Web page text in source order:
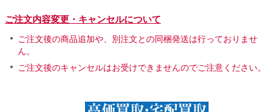
ご注文内容変更・キャンセルについて
ご注文後の商品追加や、別注文との同梱発送は行っておりませ
ん。
ご注文後のキャンセルはお受けできませんのでご注意ください。